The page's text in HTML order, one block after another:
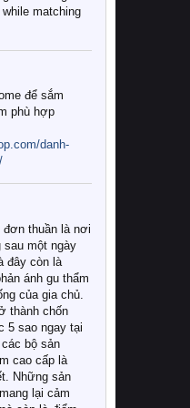
matching
để sắm
phù hợp
danh-
đơn thuần là nơi
sau một ngày
đây còn là
ánh gu thẩm
của gia chủ.
thành chốn
5 sao ngay tại
bộ sản
cao cấp là
Những sản
lại cảm